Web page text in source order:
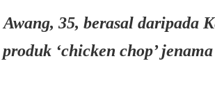
35, berasal daripada
‘chicken chop’